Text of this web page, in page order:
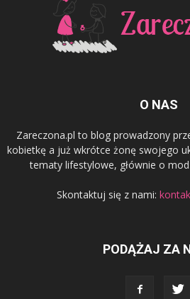
O NAS
Zareczona.pl to blog prowadzony
kobietkę a już wkrótce żonę swojego
tematy lifestylowe, głównie o
Skontaktuj się z nami:
PODĄŻAJ ZA